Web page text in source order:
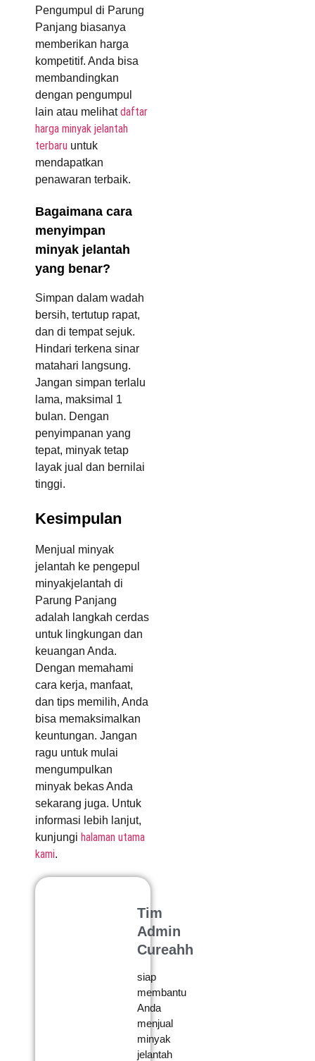
Pengumpul di Parung
Panjang biasanya
memberikan harga
kompetitif. Anda bisa
membandingkan
dengan pengumpul
lain atau melihatdaftar
harga minyak jelantah
terbaru untuk
mendapatkan
penawaran terbaik.
Bagaimana cara
menyimpan
minyak jelantah
yang benar?
Simpan dalam wadah
bersih, tertutup rapat,
dan di tempat sejuk.
Hindari terkena sinar
matahari langsung.
Jangan simpan terlalu
lama, maksimal 1
bulan. Dengan
penyimpanan yang
tepat, minyak tetap
layak jual dan bernilai
tinggi.
Kesimpulan
Menjual minyak
jelantah ke pengepul
minyakjelantah di
Parung Panjang
adalah langkah cerdas
untuk lingkungan dan
keuangan Anda.
Dengan memahami
cara kerja, manfaat,
dan tips memilih, Anda
bisa memaksimalkan
keuntungan. Jangan
ragu untuk mulai
mengumpulkan
minyak bekas Anda
sekarang juga. Untuk
informasi lebih lanjut,
kunjungi halaman utama
kami.
Tim
Admin
Cureahh
siap
membantu
Anda
menjual
minyak
jelantah